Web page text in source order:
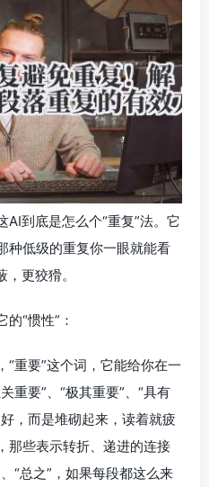
到底是怎么个“重复”法。它
种低级的重复你一眼就能看
更狡猾。
“惯性”：
“重要”这个词，它能给你在一
重要”、“极其重要”、“具有
，而是堆砌起来，读着就疲
那些表示转折、递进的连接
“总之”，如果每段都这么来